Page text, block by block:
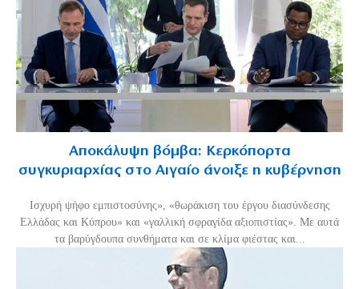
Αποκάλυψη βόμβα: Κερκόπορτα
συγκυριαρχίας στο Αιγαίο άνοιξε η κυβέρνηση
Ισχυρή ψήφο εμπιστοσύνης», «θωράκιση του έργου διασύνδεσης
Ελλάδας και Κύπρου» και «γαλλική σφραγίδα αξιοπιστίας». Με αυτά
τα βαρύγδουπα συνθήματα και σε κλίμα φιέστας και...